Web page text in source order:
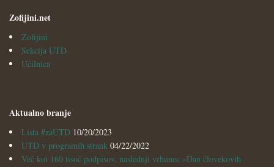
Zofijini.net
Zofijini
Sekcija UTD
Učilnica
Aktualno branje
Lista #zaUTD 10/20/2023
UTD v programih strank 04/22/2022
Več kot 160 tisoč podpisov, naslednji vrhunec »Dan človekovih